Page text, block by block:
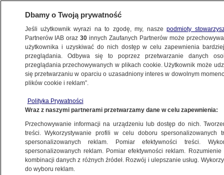
BIAŁYSTOK
na Podlasiu. Zapewnia, że ufa "zarządowi
zgody narodowej"
13.05.2024, 14:00
Udostępnij
Dbamy o Twoją prywatność
Jeśli użytkownik wyrazi na to zgodę, my, naszepodmioty
Partnerów IAB oraz30 innych Zaufanych Partnerów może
użytkownika i uzyskiwać do nich dostęp w celu zapewnienia
przeglądania. Odbywa się to poprzez przetwarzanie danych
przeglądania przechowywanych w plikach cookie. Użytkownik może
się przetwarzaniu w oparciu o uzasadniony interes w dowolnym
plików cookie i reklam”.
Polityka Prywatności
Wraz z naszymi partnerami przetwarzamy dane w celu zapewnienia:
Przechowywanie informacji na urządzeniu lub dostęp do nich.
treści. Wykorzystywanie profili w celu doboru spersonalizowanych
spersonalizowanych reklam. Pomiar efektywności treści.
spersonalizowanych reklam. Pomiar efektywności reklam.
kombinacji danych z różnych źródeł. Rozwój i ulepszanie usług.
do wyboru reklam.